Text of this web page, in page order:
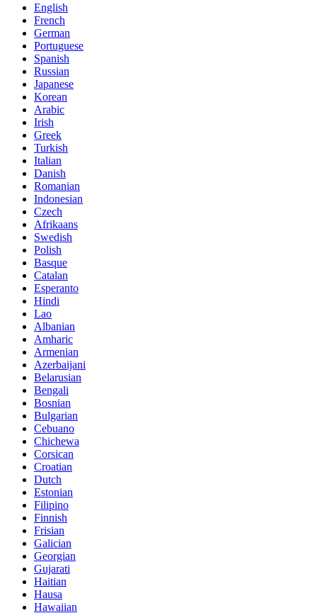
English
French
German
Portuguese
Spanish
Russian
Japanese
Korean
Arabic
Irish
Greek
Turkish
Italian
Danish
Romanian
Indonesian
Czech
Afrikaans
Swedish
Polish
Basque
Catalan
Esperanto
Hindi
Lao
Albanian
Amharic
Armenian
Azerbaijani
Belarusian
Bengali
Bosnian
Bulgarian
Cebuano
Chichewa
Corsican
Croatian
Dutch
Estonian
Filipino
Finnish
Frisian
Galician
Georgian
Gujarati
Haitian
Hausa
Hawaiian